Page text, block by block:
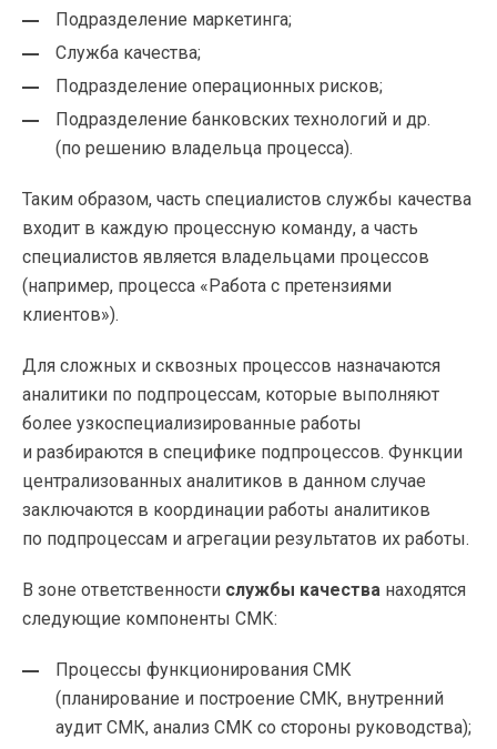
Подразделение маркетинга;
Служба качества;
Подразделение операционных рисков;
Подразделение банковских технологий и др.
(по решению владельца процесса).
Таким образом, часть специалистов службы качества
входит в каждую процессную команду, а часть
специалистов является владельцами процессов
(например, процесса «Работа с претензиями
клиентов»).
Для сложных и сквозных процессов назначаются
аналитики по подпроцессам, которые выполняют
более узкоспециализированные работы
и разбираются в специфике подпроцессов. Функции
централизованных аналитиков в данном случае
заключаются в координации работы аналитиков
по подпроцессам и агрегации результатов их работы.
В зоне ответственности службы качества находятся
следующие компоненты СМК:
Процессы функционирования СМК
(планирование и построение СМК, внутренний
аудит СМК, анализ СМК со стороны руководства);